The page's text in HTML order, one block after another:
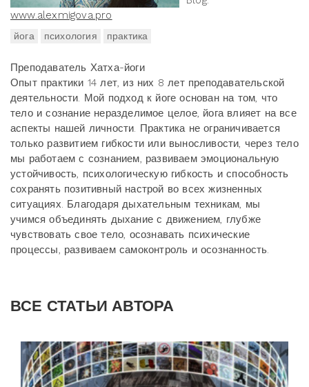
www.alexmigova.pro
йога психология практика
Преподаватель Хатха-йоги
Опыт практики 14 лет, из них 8 лет преподавательской
деятельности. Мой подход к йоге основан на том, что
тело и сознание неразделимое целое, йога влияет на все
аспекты нашей личности. Практика не ограничивается
только развитием гибкости или выносливости, через тело
мы работаем с сознанием, развиваем эмоциональную
устойчивость, психологическую гибкость и способность
сохранять позитивный настрой во всех жизненных
ситуациях. Благодаря дыхательным техникам, мы
учимся объединять дыхание с движением, глубже
чувствовать свое тело, осознавать психические
процессы, развиваем самоконтроль и осознанность.
ВСЕ СТАТЬИ АВТОРА